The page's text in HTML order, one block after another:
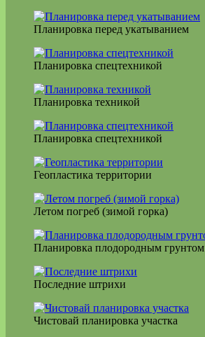
Планировка перед укатыванием
Планировка спецтехникой
Планировка техникой
Планировка спецтехникой
Геопластика территории
Летом погреб (зимой горка)
Планировка плодородным грунтом
Последние штрихи
Чистовай планировка участка